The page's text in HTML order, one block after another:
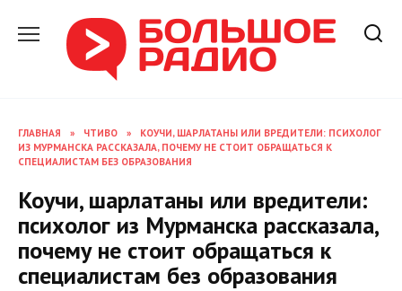
содержанию
ГЛАВНАЯ » ЧТИВО »
КОУЧИ, ШАРЛАТАНЫ ИЛИ ВРЕДИТЕЛИ: ПСИХОЛОГ
ИЗ МУРМАНСКА РАССКАЗАЛА, ПОЧЕМУ НЕ СТОИТ ОБРАЩАТЬСЯ К
СПЕЦИАЛИСТАМ БЕЗ ОБРАЗОВАНИЯ
Коучи, шарлатаны или вредители:
психолог из Мурманска рассказала,
почему не стоит обращаться к
специалистам без образования